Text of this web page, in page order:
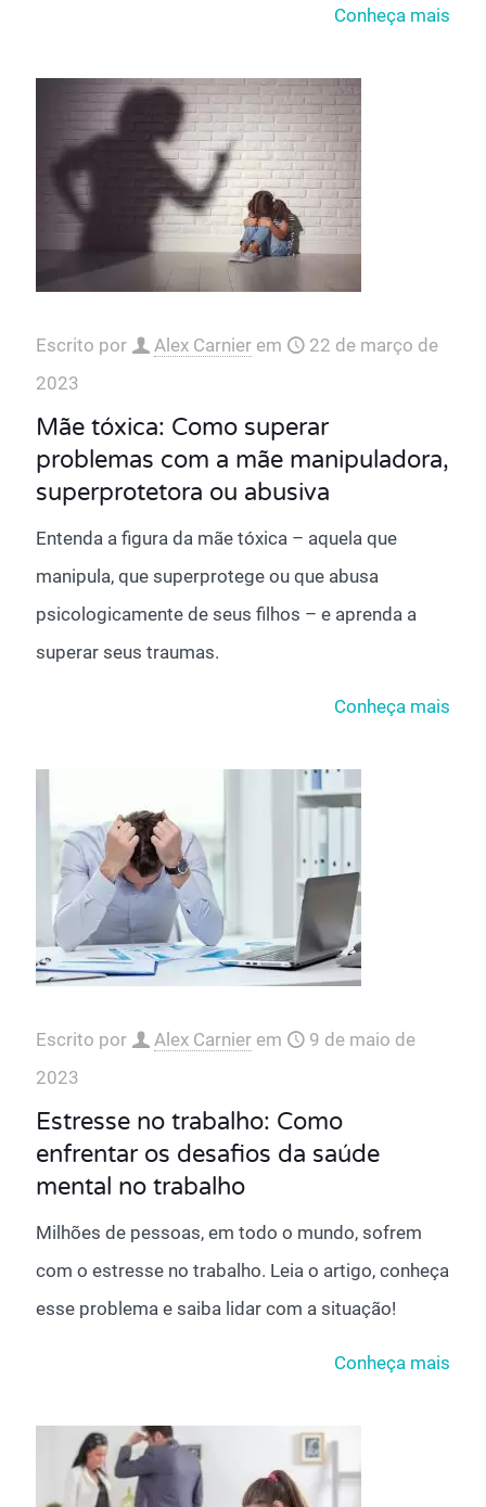
Conheça mais
Escrito por Alex Carnier em
22 de março de
2023
Mãe tóxica: Como superar
problemas com a mãe manipuladora,
superprotetora ou abusiva
Entenda a figura da mãe tóxica – aquela que
manipula, que superprotege ou que abusa
psicologicamente de seus filhos – e aprenda a
superar seus traumas.
Conheça mais
Escrito por Alex Carnier em
9 de maio de
2023
Estresse no trabalho: Como
enfrentar os desafios da saúde
mental no trabalho
Milhões de pessoas, em todo o mundo, sofrem
com o estresse no trabalho. Leia o artigo, conheça
esse problema e saiba lidar com a situação!
Conheça mais